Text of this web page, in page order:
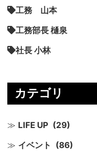
工務 山本
工務部長 樋泉
社長 小林
カテゴリ
LIFE UP (29)
イベント (86)